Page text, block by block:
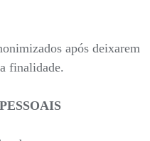
após deixarem
finalidade.